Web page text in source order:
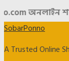
অনলাইন
Skip
navigation
Skip
content
SobarPonno
A Trusted Online